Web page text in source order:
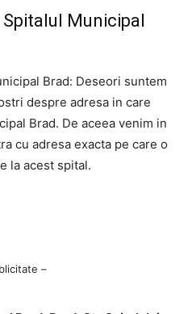
Municipal
Brad: Deseori suntem
despre adresa in care
Brad. De aceea venim in
cu adresa exacta pe care o
la acest spital.
–